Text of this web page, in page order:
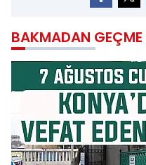
BAKMADAN GEÇME